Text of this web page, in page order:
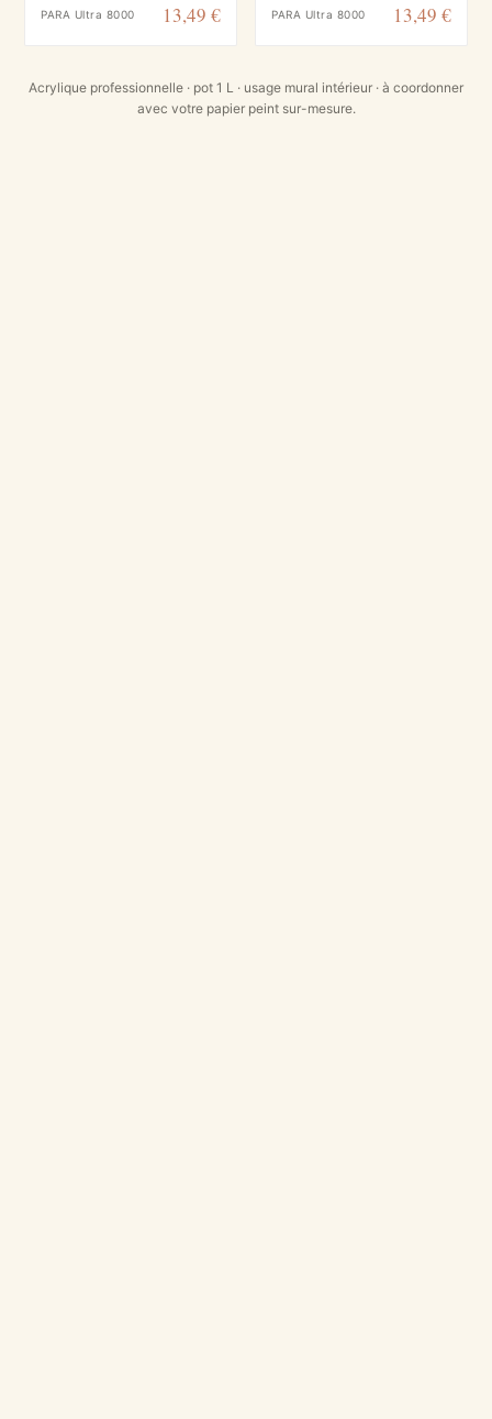
PARA Ultra 8000 13,49 € PARA Ultra 8000 13,49 €
Acrylique professionnelle · pot 1 L · usage mural intérieur · à coordonner
avec votre papier peint sur-mesure.